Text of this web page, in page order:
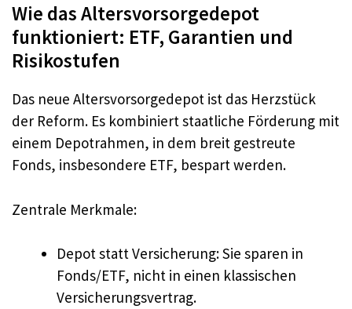
Wie das Altersvorsorgedepot
funktioniert: ETF, Garantien und
Risikostufen
Das neue Altersvorsorgedepot ist das Herzstück
der Reform. Es kombiniert staatliche Förderung mit
einem Depotrahmen, in dem breit gestreute
Fonds, insbesondere ETF, bespart werden.
Zentrale Merkmale:
Depot statt Versicherung: Sie sparen in
Fonds/ETF, nicht in einen klassischen
Versicherungsvertrag.